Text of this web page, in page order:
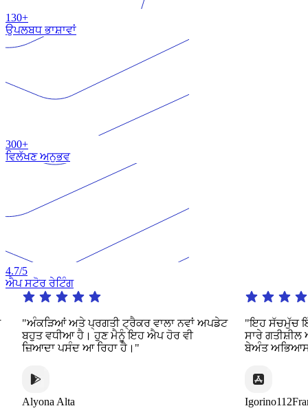
130+
ਉਪਲਬਧ ਭਾਸ਼ਾਵਾਂ
300+
ਵਿਲੱਖਣ ਅਨੁਭਵ
4.7/5
ਐਪ ਸਟੋਰ ਰੇਟਿੰਗ
ਅਤੇ ਪ੍ਰਗਤੀ ਟ੍ਰੈਕਰ ਵਾਲਾ ਨਵਾਂ ਅਪਡੇਟ
ਵਧੀਆ ਹੈ। ਹੁਣ ਮੈਨੂੰ ਇਹ ਐਪ ਹੋਰ ਵੀ
ਪਸੰਦ ਆ ਰਿਹਾ ਹੈ।"
Alta
"ਇਹ ਸੱਚਮੁੱਚ ਇੱਕ
ਸਾਰੇ ਗਤੀਸ਼ੀਲ ਅਤੇ
ਬੇਅੰਤ ਅਭਿਆਸ ਦੀ
Igorino112France